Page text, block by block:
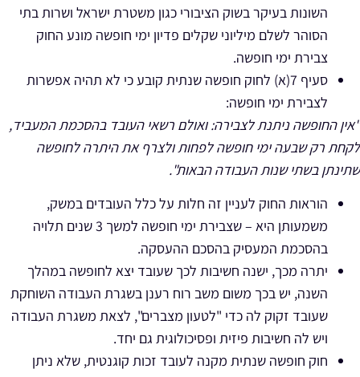
השונות בעיקר בשוק הציבורי כגון משטרת ישראל ושרות בתי
הסוהר לשלם מיליוני שקלים פדיון ימי חופשה מונע החוק
צבירת ימי חופשה.
סעיף 7(א) לחוק חופשה שנתית
קובע כי לא תהיה אפשרות
לצבירת ימי חופשה:
"אין החופשה ניתנת לצבירה: ואולם רשאי העובד בהסכמת המעביד,
לקחת רק שבעה ימי חופשה לפחות ולצרף את היתרה לחופשה
שתינתן בשתי שנות העבודה הבאות".
הוראות החוק לעניין זה חלות על כלל העובדים במשק,
משמעותן היא – שצבירת ימי חופשה למשך 3 שנים תלויה
בהסכמת המעסיק בהסכם ההעסקה.
יתרה מכך, ישנה חשיבות לכך שעובד יצא לחופשה במהלך
השנה, יש בכך משום משב רוח רענן בשגרת העבודה השוחקת
שעובד זקוק לה כדי "לטעון מצברים", לצאת משגרת העבודה
ויש לה חשיבות פיזית ופסיכולוגית גם יחד.
חוק חופשה שנתית מקנה לעובד זכות קוגנטית, שלא ניתן